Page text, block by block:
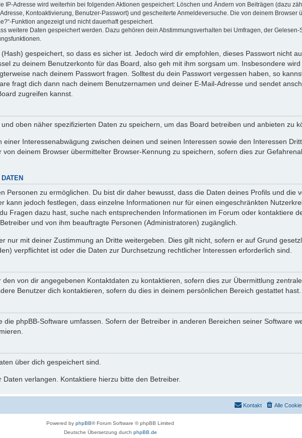
IP-Adresse wird weiterhin bei folgenden Aktionen gespeichert: Löschen und Ändern von Beiträgen (dazu
Kontoaktivierung, Benutzer-Passwort) und gescheiterte Anmeldeversuche. Die von deinem Browser
Funktion angezeigt und nicht dauerhaft gespeichert.
weitere Daten gespeichert werden. Dazu gehören dein Abstimmungsverhalten bei Umfragen, der
gespeichert, so dass es sicher ist. Jedoch wird dir empfohlen, dieses Passwort nicht
zu deinem Benutzerkonto für das Board, also geh mit ihm sorgsam um. Insbesondere
nach deinem Passwort fragen. Solltest du dein Passwort vergessen haben, so
fragt dich dann nach deinem Benutzernamen und deiner E-Mail-Adresse und sendet
zugreifen kannst.
oben näher spezifizierten Daten zu speichern, um das Board betreiben und anbieten zu
Interessenabwägung zwischen deinen und seinen Interessen sowie den Interessen
deinem Browser übermittelter Browser-Kennung zu speichern, sofern dies zur
Personen zu ermöglichen. Du bist dir daher bewusst, dass die Daten deines Profils und die
kann jedoch festlegen, dass einzelne Informationen nur für einen eingeschränkten
Fragen dazu hast, suche nach entsprechenden Informationen im Forum oder kontaktiere
und von ihm beauftragte Personen (Administratoren) zugänglich.
nur mit deiner Zustimmung an Dritte weitergeben. Dies gilt nicht, sofern er auf Grund
verpflichtet ist oder die Daten zur Durchsetzung rechtlicher Interessen erforderlich sind.
von dir angegebenen Kontaktdaten zu kontaktieren, sofern dies zur Übermittlung
Benutzer dich kontaktieren, sofern du dies in deinem persönlichen Bereich gestattet hast.
phpBB-Software umfassen. Sofern der Betreiber in anderen Bereichen seiner Software
über dich gespeichert sind.
verlangen. Kontaktiere hierzu bitte den Betreiber.
Alle
Kontakt
Powered by phpBB® Forum Software © phpBB Limited
Deutsche Übersetzung durch phpBB.de